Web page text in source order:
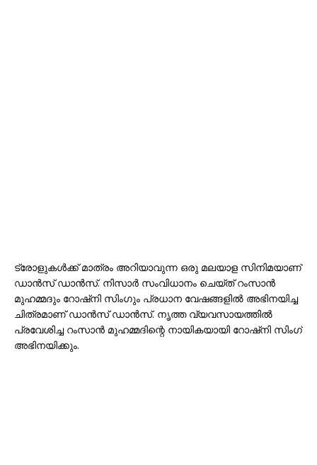
ട്രോളുകൾക്ക് മാത്രം അറിയാവുന്ന ഒരു മലയാള സിനിമയാണ്
ഡാൻസ് ഡാൻസ്. നിസാർ സംവിധാനം ചെയ്ത് റംസാൻ
മുഹമ്മദും റോഷ്നി സിംഗും പ്രധാന വേഷങ്ങളിൽ അഭിനയിച്ച
ചിത്രമാണ് ഡാൻസ് ഡാൻസ്. നൃത്ത വ്യവസായത്തിൽ
പ്രവേശിച്ച റംസാൻ മുഹമ്മദിന്റെ നായികയായി റോഷ്നി സിംഗ്
അഭിനയിക്കും.